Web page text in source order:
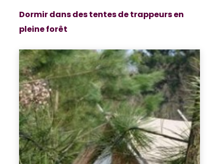
Dormir dans des tentes de trappeurs en
pleine forêt